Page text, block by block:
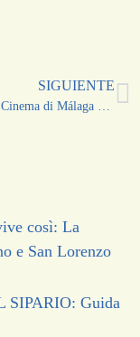
SIGUIENTE
così: La
e San Lorenzo
Guida